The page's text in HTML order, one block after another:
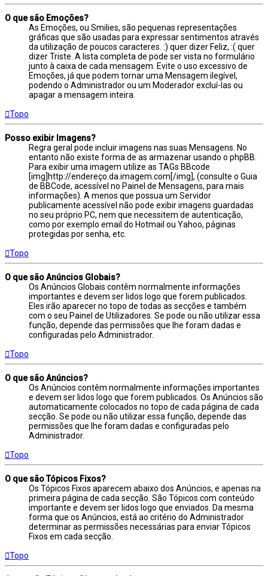
O que são Emoções?
As Emoções, ou Smilies, são pequenas representações
gráficas que são usadas para expressar sentimentos através
da utilização de poucos caracteres. :) quer dizer Feliz, :( quer
dizer Triste. A lista completa de pode ser vista no formulário
junto à caixa de cada mensagem. Evite o uso excessivo de
Emoções, já que podem tornar uma Mensagem ilegível,
podendo o Administrador ou um Moderador excluí-las ou
apagar a mensagem inteira.
Topo
Posso exibir Imagens?
Regra geral pode incluir imagens nas suas Mensagens. No
entanto não existe forma de as armazenar usando o phpBB.
Para exibir uma imagem utilize as TAGs BBcode
[img]http://endereço.da.imagem.com[/img], (consulte o Guia
de BBCode, acessível no Painel de Mensagens, para mais
informações). A menos que possua um Servidor
publicamente acessível não pode exibir imagens guardadas
no seu próprio PC, nem que necessitem de autenticação,
como por exemplo email do Hotmail ou Yahoo, páginas
protegidas por senha, etc.
Topo
O que são Anúncios Globais?
Os Anúncios Globais contêm normalmente informações
importantes e devem ser lidos logo que forem publicados.
Eles irão aparecer no topo de todas as secções e também
com o seu Painel de Utilizadores. Se pode ou não utilizar essa
função, depende das permissões que lhe foram dadas e
configuradas pelo Administrador.
Topo
O que são Anúncios?
Os Anúncios contêm normalmente informações importantes
e devem ser lidos logo que forem publicados. Os Anúncios são
automaticamente colocados no topo de cada página de cada
secção. Se pode ou não utilizar essa função, depende das
permissões que lhe foram dadas e configuradas pelo
Administrador.
Topo
O que são Tópicos Fixos?
Os Tópicos Fixos aparecem abaixo dos Anúncios, e apenas na
primeira página de cada secção. São Tópicos com conteúdo
importante e devem ser lidos logo que enviados. Da mesma
forma que os Anúncios, está ao critério do Administrador
determinar as permissões necessárias para enviar Tópicos
Fixos em cada secção.
Topo